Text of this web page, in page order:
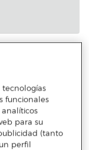
tecnologías
funcionales
para su
(tanto
perfil